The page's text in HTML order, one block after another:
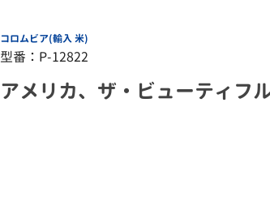
コロムビア(輸入 米)
型番：P-12822
アメリカ、ザ・ビューティフ